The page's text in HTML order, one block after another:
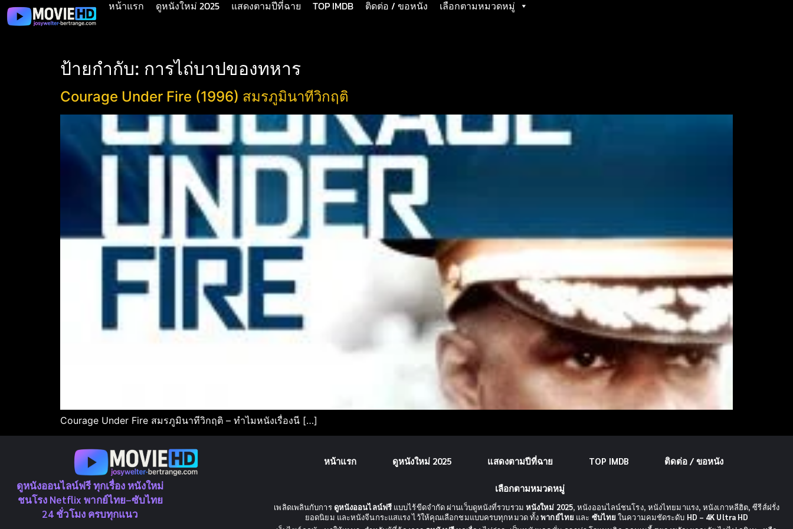
หน้าแรก ดูหนังใหม่ 2025 แสดงตามปีที่ฉาย TOP IMDB ติดต่อ / ขอหนัง เลือกตามหมวดหมู่
ป้ายกำกับ: การไถ่บาปของทหาร
Courage Under Fire (1996) สมรภูมินาทีวิกฤติ
Courage Under Fire สมรภูมินาทีวิกฤติ – ทำไมหนังเรื่องนี […]
ดูหนังออนไลน์ฟรี ทุกเรื่อง หนังใหม่
ชนโรง Netflix พากย์ไทย–ซับไทย
24 ชั่วโมง ครบทุกแนว
หน้าแรก ดูหนังใหม่ 2025 แสดงตามปีที่ฉาย TOP IMDB ติดต่อ / ขอหนัง
เลือกตามหมวดหมู่
เพลิดเพลินกับการ ดูหนังออนไลน์ฟรีแบบไร้ขีดจำกัด ผ่านเว็บดูหนังที่รวบรวม หนังใหม่ 2025, หนังออนไลน์ชนโรง, หนังไทยมาแรง, หนังเกาหลีฮิต, ซีรีส์ฝรั่ง
ยอดนิยม และหนังจีนกระแสแรง ไว้ให้คุณเลือกชมแบบครบทุกหมวด ทั้งพากย์ไทย และ ซับไทย ในความคมชัดระดับ HD – 4K Ultra HD